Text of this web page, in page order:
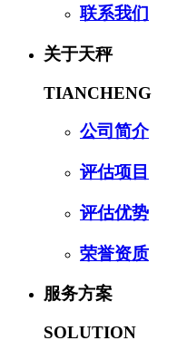
联系我们
关于天秤
TIANCHENG
公司简介
评估项目
评估优势
荣誉资质
服务方案
SOLUTION